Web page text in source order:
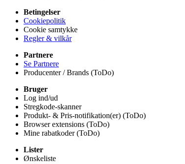
Betingelser
Cookiepolitik
Cookie samtykke
Regler & vilkår
Partnere
Se Partnere
Producenter / Brands (ToDo)
Bruger
Log ind/ud
Stregkode-skanner
Produkt- & Pris-notifikation(er) (ToDo)
Browser extensions (ToDo)
Mine rabatkoder (ToDo)
Lister
Ønskeliste